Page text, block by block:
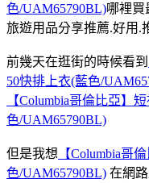
色/UAM65790BL)哪裡買
旅遊用品分享推薦.好用.
前幾天在逛街的時候看到
50快排上衣(藍色/
【Columbia哥倫比亞】
色/UAM65790BL)
但是我想 【Columbia哥
色/UAM65790BL) 在網